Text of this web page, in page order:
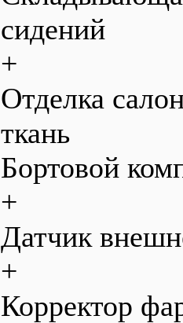
сидений
+
Отделка
ткань
Бортовой
+
Датчик
+
Корректор